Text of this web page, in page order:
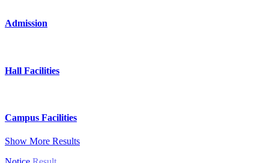
Admission
Hall Facilities
Campus Facilities
Show More Results